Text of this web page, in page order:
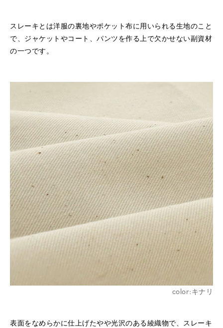
スレーキとは洋服の裏地やポケット布に用いられる生地のこと
で、 ジャケットやコート、パンツを作る上で欠かせない副資材
の一つです。
color:キナリ
表面をなめらかに仕上げたやや光沢のある綾織物で、 スレーキ